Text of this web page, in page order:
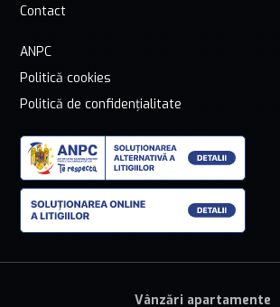
Contact
ANPC
Politică cookies
Politică de confidențialitate
Vânzări apartamente